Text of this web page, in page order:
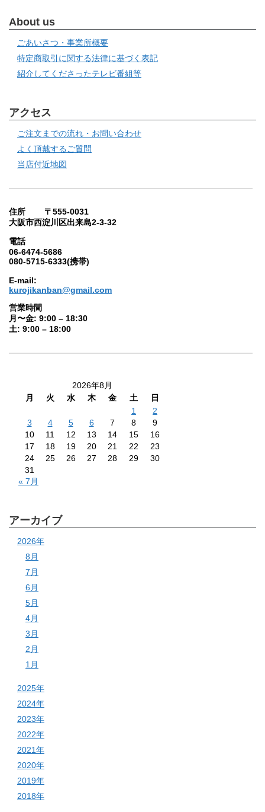
About us
ごあいさつ・事業所概要
特定商取引に関する法律に基づく表記
紹介してくださったテレビ番組等
アクセス
ご注文までの流れ・お問い合わせ
よく頂戴するご質問
当店付近地図
住所 〒555-0031
大阪市西淀川区出来島2-3-32
電話
06-6474-5686
080-5715-6333(携帯)
E-mail:
kurojikanban@gmail.com
営業時間
月〜金: 9:00 – 18:30
土: 9:00 – 18:00
2026年8月
月
火 水 木 金 土
日
1
2
3
4 5 6 7 8
9
10
11 12 13 14 15
16
17
18 19 20 21 22
23
24
25 26 27 28 29
30
31
« 7月
アーカイブ
2026年
8月
7月
6月
5月
4月
3月
2月
1月
2025年
2024年
2023年
2022年
2021年
2020年
2019年
2018年